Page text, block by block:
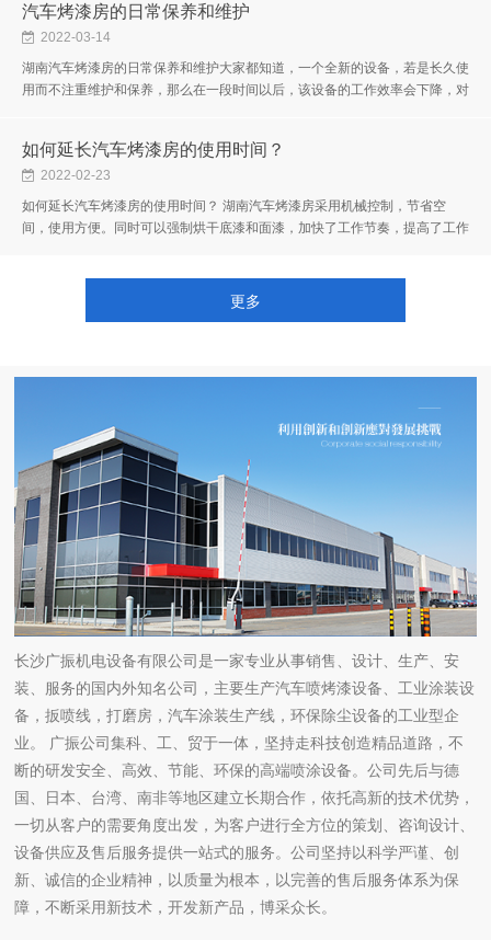
汽车烤漆房的日常保养和维护
2022-03-14
湖南汽车烤漆房的日常保养和维护大家都知道，一个全新的设备，若是长久使
用而不注重维护和保养，那么在一段时间以后，该设备的工作效率会下降，对
如何延长汽车烤漆房的使用时间？
2022-02-23
如何延长汽车烤漆房的使用时间？ 湖南汽车烤漆房采用机械控制，节省空
间，使用方便。同时可以强制烘干底漆和面漆，加快了工作节奏，提高了工作
更多
长沙广振机电设备有限公司是一家专业从事销售、设计、生产、安
装、服务的国内外知名公司，主要生产汽车喷烤漆设备、工业涂装设
备，扳喷线，打磨房，汽车涂装生产线，环保除尘设备的工业型企
业。 广振公司集科、工、贸于一体，坚持走科技创造精品道路，不
断的研发安全、高效、节能、环保的高端喷涂设备。公司先后与德
国、日本、台湾、南非等地区建立长期合作，依托高新的技术优势，
一切从客户的需要角度出发，为客户进行全方位的策划、咨询设计、
设备供应及售后服务提供一站式的服务。公司坚持以科学严谨、创
新、诚信的企业精神，以质量为根本，以完善的售后服务体系为保
障，不断采用新技术，开发新产品，博采众长。